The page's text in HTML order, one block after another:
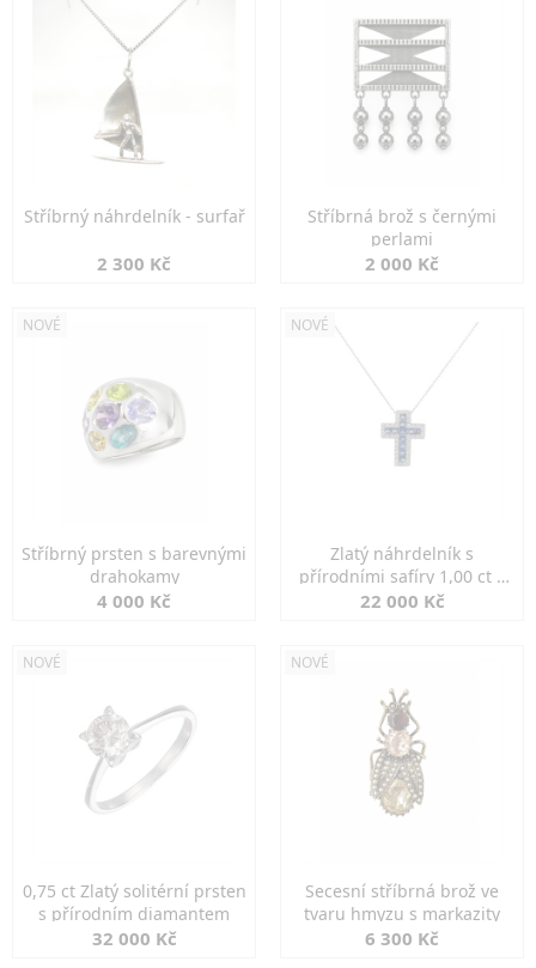
Stříbrný náhrdelník - surfař
2 300 Kč
Stříbrná brož s černými
perlami
2 000 Kč
NOVÉ
Stříbrný prsten s barevnými
drahokamy
4 000 Kč
NOVÉ
Zlatý náhrdelník s
přírodními safíry 1,00 ct a
diamanty
22 000 Kč
NOVÉ
0,75 ct Zlatý solitérní prsten
s přírodním diamantem
32 000 Kč
NOVÉ
Secesní stříbrná brož ve
tvaru hmyzu s markazity
6 300 Kč